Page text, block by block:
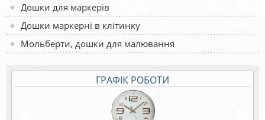
Дошки для маркерів
Дошки маркерні в клітинку
Мольберти, дошки для малювання
ГРАФІК РОБОТИ